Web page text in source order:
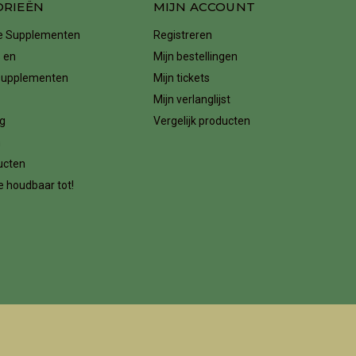
Supplementen
en
houdbaar tot!
MIJN ACCOUNT
Registreren
Mijn bestellingen
Mijn tickets
Mijn verlanglijst
Vergelijk producten